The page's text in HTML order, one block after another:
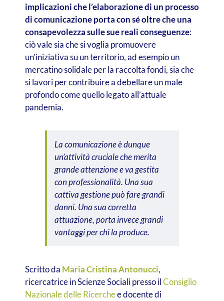
implicazioni che l’elaborazione di un processo
di comunicazione porta con sé oltre che una
consapevolezza sulle sue reali conseguenze:
ciò vale sia che si voglia promuovere
un’iniziativa su un territorio, ad esempio un
mercatino solidale per la raccolta fondi, sia che
si lavori per contribuire a debellare un male
profondo come quello legato all’attuale
pandemia.
La comunicazione è dunque
un’attività cruciale che merita
grande attenzione e va gestita
con professionalità. Una sua
cattiva gestione può fare grandi
danni. Una sua corretta
attuazione, porta invece grandi
vantaggi per chi la produce.
Scritto da Maria Cristina Antonucci,
ricercatrice in Scienze Sociali presso ilConsiglio
Nazionale delle Ricerchee docente di